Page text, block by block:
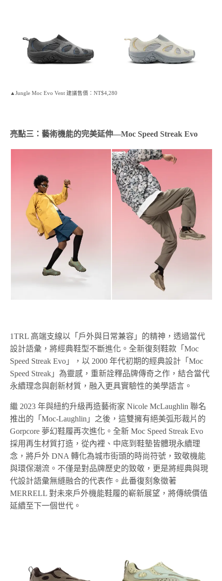
▲Jungle Moc Evo Vent 建議售價：NT$4,280
亮點三： 藝術機能的完美延伸—Moc Speed Streak Evo
1TRL 高端支線以「戶外與日常兼容」的精神，透過當代
設計語彙，將經典鞋型不斷進化。全新復刻鞋款「Moc
Speed Streak Evo」，以 2000 年代初期的經典設計「Moc
Speed Streak」為靈感，重新詮釋品牌傳奇之作，結合當代
永續理念與創新材質，融入更具實驗性的美學語言。
繼 2023 年與紐約升級再造藝術家 Nicole McLaughlin 聯名
推出的「Moc-Laughlin」之後，這雙擁有絕美弧形裁片的
Gorpcore 夢幻鞋履再次進化。全新 Moc Speed Streak Evo
採用再生材質打造，從內裡、中底到鞋墊皆體現永續理
念，將戶外 DNA 轉化為城市街頭的時尚符號，致敬機能
與環保潮流。不僅是對品牌歷史的致敬，更是將經典與現
代設計語彙無縫融合的代表作。此番復刻象徵著
MERRELL 對未來戶外機能鞋履的嶄新展望，將傳統價值
延續至下一個世代。